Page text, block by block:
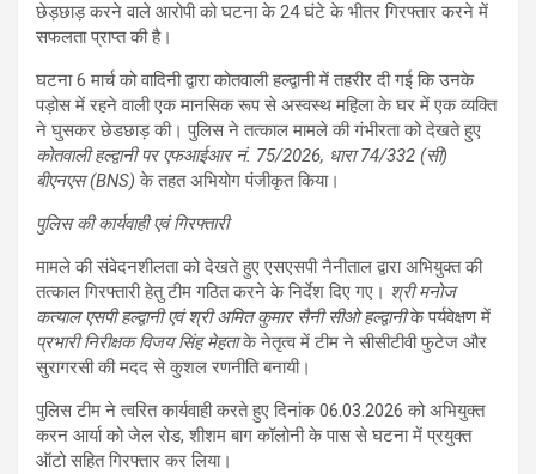
छेड़छाड़ करने वाले आरोपी को घटना के 24 घंटे के भीतर गिरफ्तार करने में
सफलता प्राप्त की है।
घटना 6 मार्च को वादिनी द्वारा कोतवाली हल्द्वानी में तहरीर दी गई कि उनके
पड़ोस में रहने वाली एक मानसिक रूप से अस्वस्थ महिला के घर में एक व्यक्ति
ने घुसकर छेडछाड़ की। पुलिस ने तत्काल मामले की गंभीरता को देखते हुए
कोतवाली हल्द्वानी पर एफआईआर नं. 75/2026, धारा 74/332 (सी)
बीएनएस (BNS) के तहत अभियोग पंजीकृत किया।
पुलिस की कार्यवाही एवं गिरफ्तारी
मामले की संवेदनशीलता को देखते हुए एसएसपी नैनीताल द्वारा अभियुक्त की
तत्काल गिरफ्तारी हेतु टीम गठित करने के निर्देश दिए गए। श्री मनोज
कत्याल एसपी हल्द्वानी एवं श्री अमित कुमार सैनी सीओ हल्द्वानीके पर्यवेक्षण में
प्रभारी निरीक्षक विजय सिंह मेहताके नेतृत्व में टीम ने सीसीटीवी फुटेज और
सुरागरसी की मदद से कुशल रणनीति बनायी।
पुलिस टीम ने त्वरित कार्यवाही करते हुए दिनांक 06.03.2026 को अभियुक्त
करन आर्या को जेल रोड, शीशम बाग कॉलोनी के पास से घटना में प्रयुक्त
ऑटो सहित गिरफ्तार कर लिया।